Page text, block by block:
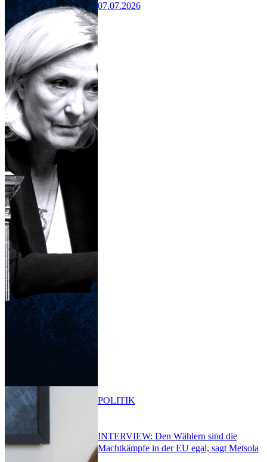
07.07.2026
INTERVIEW: Den Wählern sind die
Machtkämpfe in der EU egal, sagt Metsola
POLITIK